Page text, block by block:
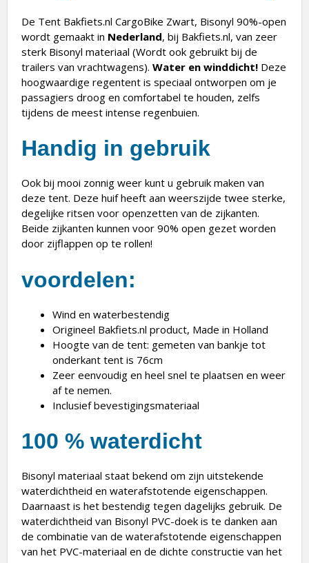
De Tent Bakfiets.nl CargoBike Zwart, Bisonyl 90%-open
wordt gemaakt in Nederland, bij Bakfiets.nl, van zeer
sterk Bisonyl materiaal (Wordt ook gebruikt bij de
trailers van vrachtwagens). Water en winddicht! Deze
hoogwaardige regentent is speciaal ontworpen om je
passagiers droog en comfortabel te houden, zelfs
tijdens de meest intense regenbuien.
Handig in gebruik
Ook bij mooi zonnig weer kunt u gebruik maken van
deze tent. Deze huif heeft aan weerszijde twee sterke,
degelijke ritsen voor openzetten van de zijkanten.
Beide zijkanten kunnen voor 90% open gezet worden
door zijflappen op te rollen!
voordelen:
Wind en waterbestendig
Origineel Bakfiets.nl product, Made in Holland
Hoogte van de tent: gemeten van bankje tot
onderkant tent is 76cm
Zeer eenvoudig en heel snel te plaatsen en weer
af te nemen.
Inclusief bevestigingsmateriaal
100 % waterdicht
Bisonyl materiaal staat bekend om zijn uitstekende
waterdichtheid en waterafstotende eigenschappen.
Daarnaast is het bestendig tegen dagelijks gebruik. De
waterdichtheid van Bisonyl PVC-doek is te danken aan
de combinatie van de waterafstotende eigenschappen
van het PVC-materiaal en de dichte constructie van het